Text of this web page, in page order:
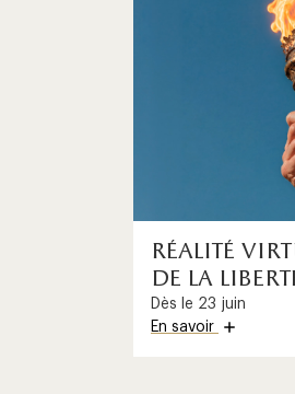
réalité
de la
Dès le 23 juin
En savoir